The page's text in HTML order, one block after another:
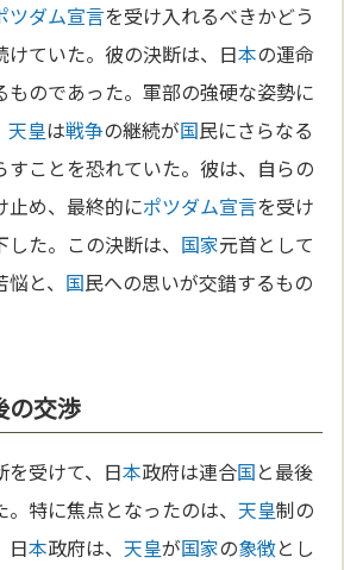
ツダム宣言を受け入れるべきかどう
けていた。彼の決断は、日本の運命
ものであった。軍部の強硬な姿勢に
天皇は戦争の継続が国民にさらなる
すことを恐れていた。彼は、自らの
止め、最終的にポツダム宣言を受け
た。この決断は、 国家元首として
と、 国民への思いが交錯するもの
の交渉
を受けて、日本政府は連合国と最後
。特に焦点となったのは、天皇制の
日本政府は、天皇が国家の象徴とし